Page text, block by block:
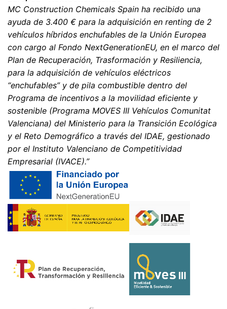
MC Construction Chemicals Spain ha recibido una
ayuda de 3.400 € para la adquisición en renting de 2
vehículos híbridos enchufables de la Unión Europea
con cargo al Fondo NextGenerationEU, en el marco del
Plan de Recuperación, Trasformación y Resiliencia,
para la adquisición de vehículos eléctricos
“enchufables” y de pila combustible dentro del
Programa de incentivos a la movilidad eficiente y
sostenible (Programa MOVES III Vehículos Comunitat
Valenciana) del Ministerio para la Transición Ecológica
y el Reto Demográfico a través del IDAE, gestionado
por el Instituto Valenciano de Competitividad
Empresarial (IVACE).”